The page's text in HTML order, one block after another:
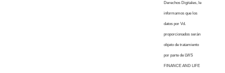
Derechos Digitales, le
informamos que los
datos por Vd.
proporcionados serán
objeto de tratamiento
por parte de LWS
FINANCE AND LIFE